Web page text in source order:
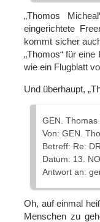
„Thomos
eingerichtete
kommt sicher
„Thomos“ für
wie ein Flugblatt
Und überhaupt,
GEN. Thomas
Von: GEN.
Betreff: Re:
Datum: 13.
Antwort an:
Oh, auf einmal
Menschen zu